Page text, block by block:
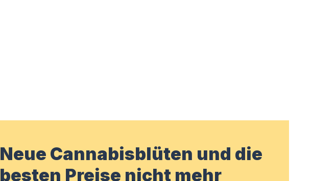
Neue Cannabisblüten und die
besten Preise nicht mehr